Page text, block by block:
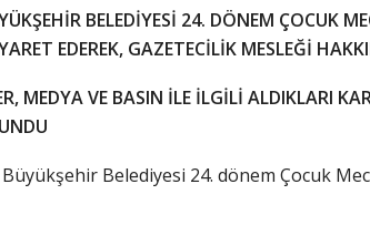
BELEDİYESİ 24. DÖNEM ÇOCUK
EDEREK, GAZETECİLİK MESLEĞİ
MEDYA VE BASIN İLE İLGİLİ ALDIKLARI
Belediyesi 24. dönem Çocuk